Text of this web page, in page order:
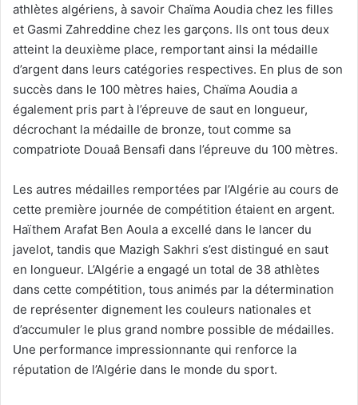
athlètes algériens, à savoir Chaïma Aoudia chez les filles
et Gasmi Zahreddine chez les garçons. Ils ont tous deux
atteint la deuxième place, remportant ainsi la médaille
d’argent dans leurs catégories respectives. En plus de son
succès dans le 100 mètres haies, Chaïma Aoudia a
également pris part à l’épreuve de saut en longueur,
décrochant la médaille de bronze, tout comme sa
compatriote Douaâ Bensafi dans l’épreuve du 100 mètres.
Les autres médailles remportées par l’Algérie au cours de
cette première journée de compétition étaient en argent.
Haïthem Arafat Ben Aoula a excellé dans le lancer du
javelot, tandis que Mazigh Sakhri s’est distingué en saut
en longueur. L’Algérie a engagé un total de 38 athlètes
dans cette compétition, tous animés par la détermination
de représenter dignement les couleurs nationales et
d’accumuler le plus grand nombre possible de médailles.
Une performance impressionnante qui renforce la
réputation de l’Algérie dans le monde du sport.